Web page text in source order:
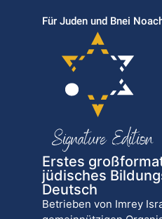
Für Juden und Bnei
Erstes
jüdisches
Deutsch
Betrieben von Imrey